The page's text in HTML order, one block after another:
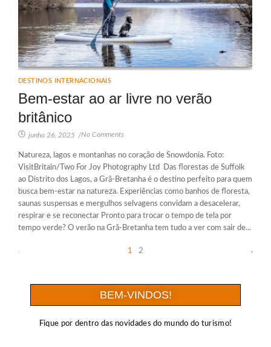
DESTINOS INTERNACIONAIS
Bem-estar ao ar livre no verão
britânico
junho 26, 2025 /No Comments
Natureza, lagos e montanhas no coração de Snowdonia. Foto:
VisitBritain/Two For Joy Photography Ltd Das florestas de Suffolk
ao Distrito dos Lagos, a Grã-Bretanha é o destino perfeito para quem
busca bem-estar na natureza. Experiências como banhos de floresta,
saunas suspensas e mergulhos selvagens convidam a desacelerar,
respirar e se reconectar Pronto para trocar o tempo de tela por
tempo verde? O verão na Grã-Bretanha tem tudo a ver com sair de...
1 2
BEM-VINDOS!
Fique por dentro das novidades do mundo do turismo!